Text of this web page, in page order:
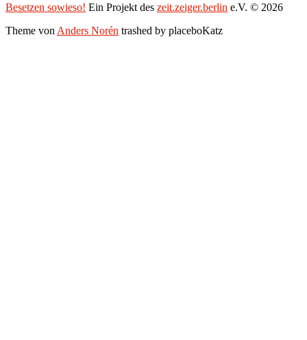
Besetzen sowieso! Ein Projekt des zeit.zeiger.berlin e.V. © 2026
Theme von Anders Norén trashed by placeboKatz